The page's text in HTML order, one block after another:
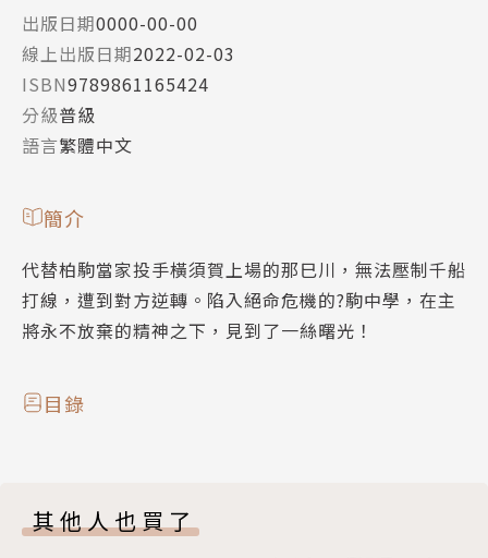
出版日期0000-00-00
線上出版日期2022-02-03
ISBN9789861165424
分級普級
語言繁體中文
簡介
代替柏駒當家投手橫須賀上場的那巳川，無法壓制千船
打線，遭到對方逆轉。陷入絕命危機的?駒中學，在主
將永不放棄的精神之下，見到了一絲曙光！
目錄
其他人也買了